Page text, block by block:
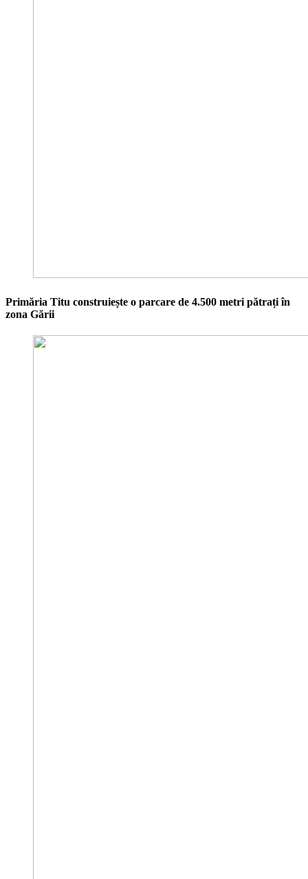
Primăria Titu construiește o parcare de 4.500 metri pătrați în
zona Gării